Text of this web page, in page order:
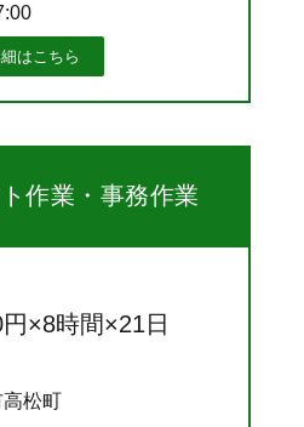
はこちら
作業・事務作業
円×8時間×21日
松町